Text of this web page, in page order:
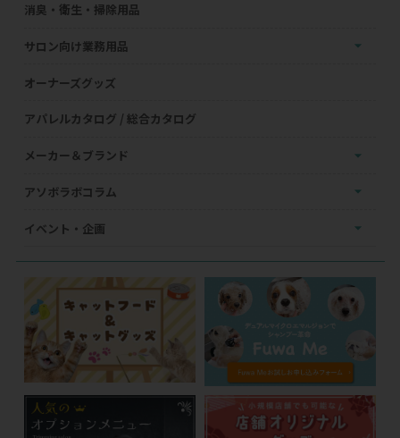
消臭・衛生・掃除用品
サロン向け業務用品
オーナーズグッズ
アパレルカタログ / 総合カタログ
メーカー＆ブランド
アソボラボコラム
イベント・企画